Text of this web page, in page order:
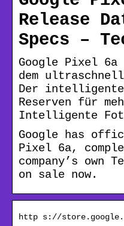
Release
Specs –
Google Pixel
dem
Der
Reserven für
Intelligente
Google has
Pixel 6a,
company’s own
on sale now.
http s://